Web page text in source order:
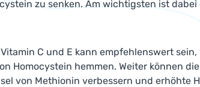
zu senken. Am wichtigsten ist
C und E kann empfehlenswert
Homocystein hemmen. Weiter können
von Methionin verbessern und erhöhte